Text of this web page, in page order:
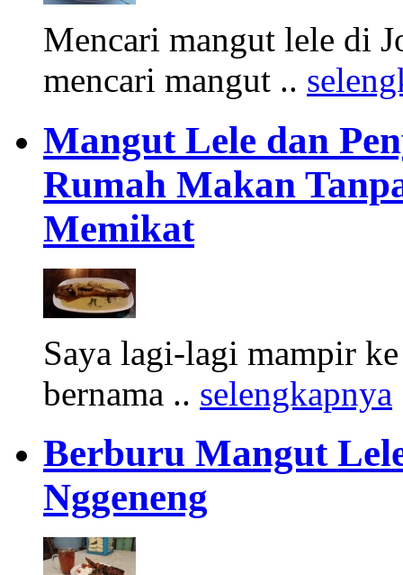
Mencari mangut lele di
mencari mangut ..
Mangut Lele dan
Rumah Makan
Memikat
Saya lagi-lagi mampir
bernama .. selengkapnya
Berburu Mangut
Nggeneng